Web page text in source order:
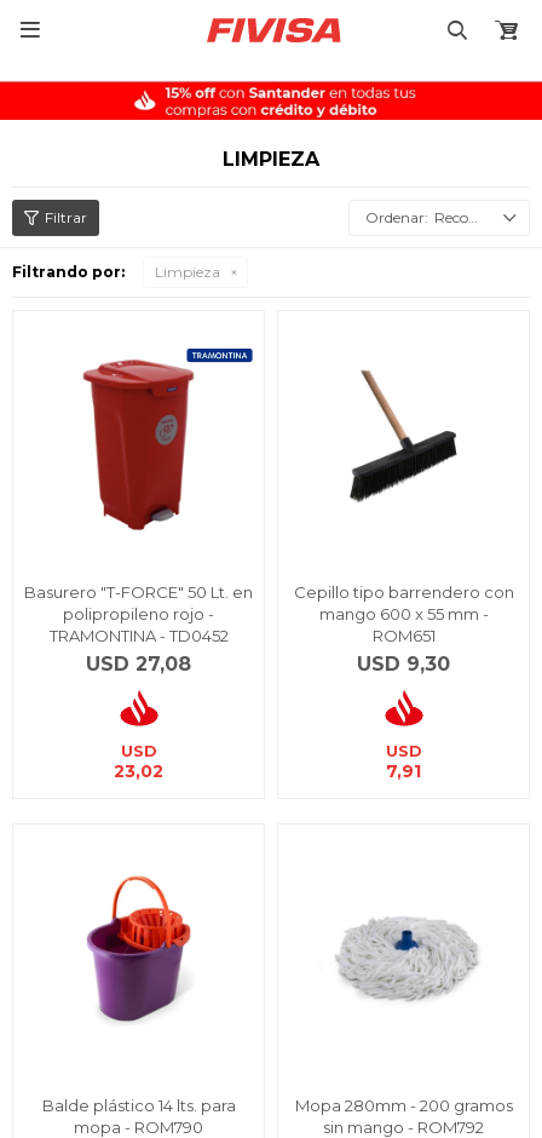

LIMPIEZA
Recomendados
Filtrando por: Limpieza
Basurero "T-FORCE" 50 Lt. en
polipropileno rojo -
TRAMONTINA - TD0452
USD 27,08
USD
23,02
Cepillo tipo barrendero con
mango 600 x 55 mm -
ROM651
USD 9,30
USD
7,91
Balde plástico 14 lts. para
mopa - ROM790
Mopa 280mm - 200 gramos
sin mango - ROM792